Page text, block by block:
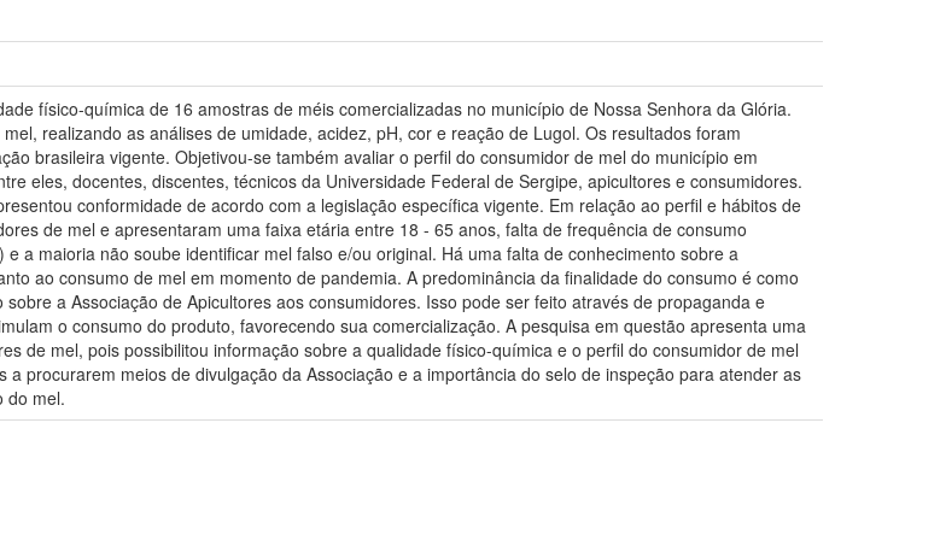
físico-química de 16 amostras de méis comercializadas no município de Nossa Senhora da Glória.
realizando as análises de umidade, acidez, pH, cor e reação de Lugol. Os resultados foram
brasileira vigente. Objetivou-se também avaliar o perfil do consumidor de mel do município em
eles, docentes, discentes, técnicos da Universidade Federal de Sergipe, apicultores e consumidores.
conformidade de acordo com a legislação específica vigente. Em relação ao perfil e hábitos de
de mel e apresentaram uma faixa etária entre 18 - 65 anos, falta de frequência de consumo
a maioria não soube identificar mel falso e/ou original. Há uma falta de conhecimento sobre a
ao consumo de mel em momento de pandemia. A predominância da finalidade do consumo é como
a Associação de Apicultores aos consumidores. Isso pode ser feito através de propaganda e
o consumo do produto, favorecendo sua comercialização. A pesquisa em questão apresenta uma
de mel, pois possibilitou informação sobre a qualidade físico-química e o perfil do consumidor de mel
procurarem meios de divulgação da Associação e a importância do selo de inspeção para atender as
do mel.